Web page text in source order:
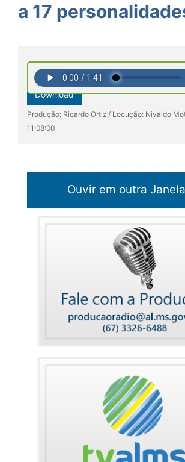
a 17
Download
Produção: Ricardo Ortiz / Locução: Nivaldo
11:08:00
Ouvir em outra Janela